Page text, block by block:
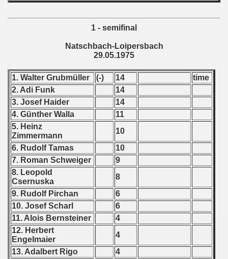
1 - semifinal
Natschbach-Loipersbach
29.05.1975
1. Walter Grubmüller (-) 14
time
2. Adi Funk
14
3. Josef Haider
14
4. Günther Walla
11
5. Heinz
Zimmermann
10
6. Rudolf Tamas
10
7. Roman Schweiger
9
8. Leopold
Csernuska
8
9. Rudolf Pirchan
6
10. Josef Scharl
6
11. Alois Bernsteiner
4
12. Herbert
Engelmaier
4
13. Adalbert Rigo
4
- 2003
- 2006
- 2007
- 2008
- 2009
- 2010
- 2011
- 2012
- 2013
- 2014